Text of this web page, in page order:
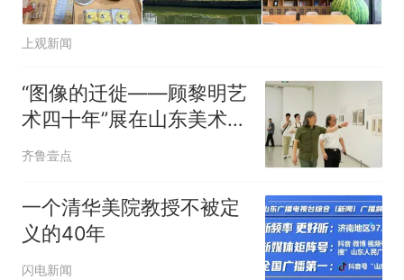
上观新闻
“图像的迁徙——顾黎明艺
术四十年”展在山东美术馆
开幕
齐鲁壹点
一个清华美院教授不被定
义的40年
闪电新闻